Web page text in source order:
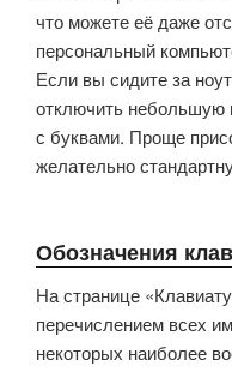
что можете её даже
персональный
Если вы сидите за
отключить
с буквами. Проще
желательно
Обозначения
На странице
перечислением всех
некоторых наиболее